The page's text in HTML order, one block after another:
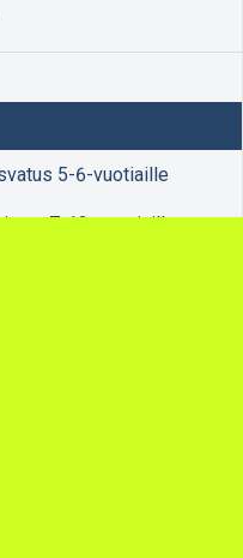
5-6-vuotiaille
7-12 -vuotiaille